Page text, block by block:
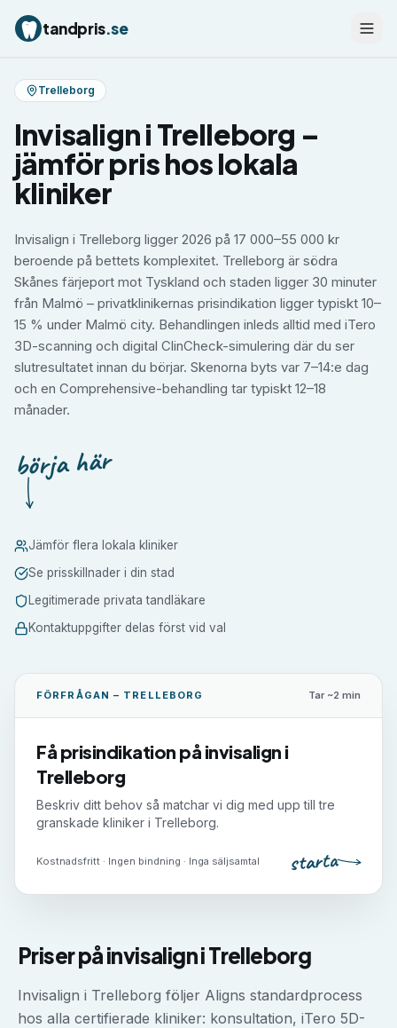
tandpris.se
Trelleborg
Invisaligni Trelleborg –
jämför pris hos lokala
kliniker
Invisalign i Trelleborg ligger 2026 på 17 000–55 000 kr
beroende på bettets komplexitet. Trelleborg är södra
Skånes färjeport mot Tyskland och staden ligger 30 minuter
från Malmö – privatklinikernas prisindikation ligger typiskt 10–
15 % under Malmö city. Behandlingen inleds alltid med iTero
3D-scanning och digital ClinCheck-simulering där du ser
slutresultatet innan du börjar. Skenorna byts var 7–14:e dag
och en Comprehensive-behandling tar typiskt 12–18
månader.
börja här
Jämför flera lokala kliniker
Se prisskillnader i din stad
Legitimerade privata tandläkare
Kontaktuppgifter delas först vid val
FÖRFRÅGAN – TRELLEBORG Tar ~2 min
Få prisindikation på invisalign i
Trelleborg
Beskriv ditt behov så matchar vi dig med upp till tre
granskade kliniker i Trelleborg.
Kostnadsfritt · Ingen bindning · Inga säljsamtal starta
Priser påinvisaligniTrelleborg
Invisalign i Trelleborg följer Aligns standardprocess
hos alla certifierade kliniker: konsultation, iTero 5D-